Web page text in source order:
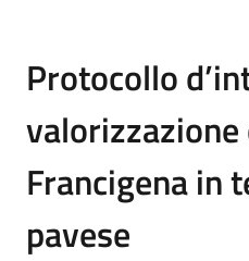
Protocollo
valorizzazione
Francigena in
pavese